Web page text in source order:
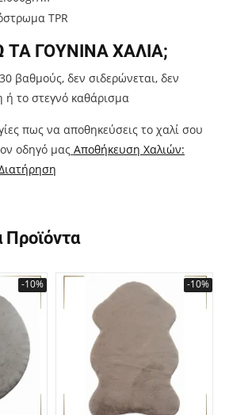
TPR
ΤΑ ΓΟΥΝΙΝΑ ΧΑΛΙΑ;
βαθμούς, δεν σιδερώνεται, δεν
ή το στεγνό καθάρισμα
πως να αποθηκεύσεις το χαλί σου
οδηγό μας Αποθήκευση Χαλιών:
Προϊόντα
-10% -10%